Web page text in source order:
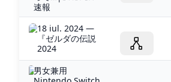
速報
18 iul. 2024 —
『ゼルダの伝説
2024
男女兼用